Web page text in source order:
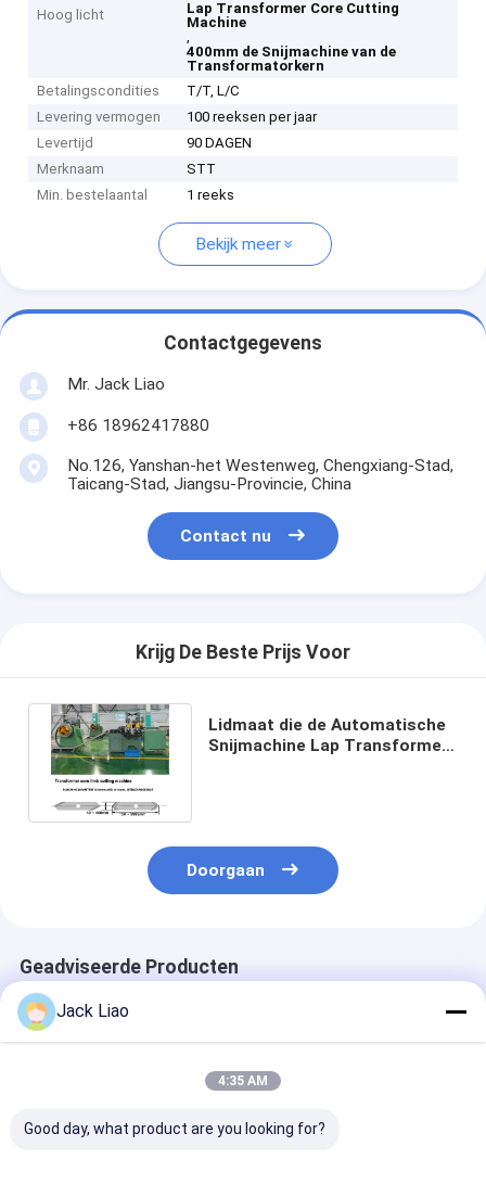
Hoog licht
Lap Transformer Core Cutting
Machine
,
400mm de Snijmachine van de
Transformatorkern
Betalingscondities
T/T, L/C
Levering vermogen
100 reeksen per jaar
Levertijd
90 DAGEN
Merknaam
STT
Min. bestelaantal
1 reeks
Bekijk meer
Contactgegevens
Mr. Jack Liao
+86 18962417880
No.126, Yanshan-het Westenweg, Chengxiang-Stad,
Taicang-Stad, Jiangsu-Provincie, China
Contact nu
Krijg De Beste Prijs Voor
Lidmaat die de Automatische
Snijmachine Lap Transformer
Doorgaan
Geadviseerde Producten
Jack Liao
4:35 AM
Good day, what product are you looking for?